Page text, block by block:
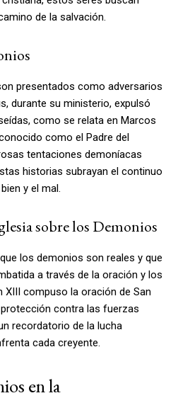
de la salvación.
presentados como adversarios
durante su ministerio, expulsó
como se relata en Marcos
como el Padre del
tentaciones demoníacas
historias subrayan el continuo
y el mal.
sobre los Demonios
los demonios son reales y que
a través de la oración y los
XIII compuso la oración de San
contra las fuerzas
recordatorio de la lucha
cada creyente.
en la